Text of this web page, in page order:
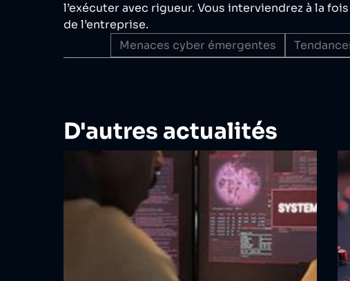
l’exécuter avec rigueur. Vous interviendrez à la
de l’entreprise.
Menaces cyber émergentes
D'autres actualités